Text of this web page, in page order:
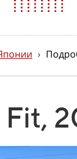
›